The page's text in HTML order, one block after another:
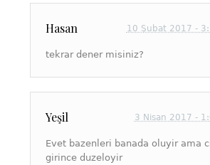
Hasan 10 Şubat 2017 -
tekrar dener misiniz?
Yeşil 3 Nisan 2017 -
Evet bazenleri banada oluyir ama
girince duzeloyir